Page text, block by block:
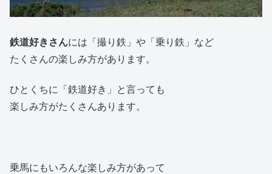
鉄道好きさんには「撮り鉄」や「乗り鉄」など
たくさんの楽しみ方があります。
ひとくちに「鉄道好き」と言っても
楽しみ方がたくさんあります。
乗馬にもいろんな楽しみ方があって